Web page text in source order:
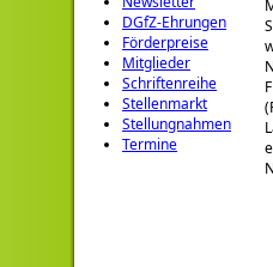
DGfZ-Ehrungen
Förderpreise
Mitglieder
Schriftenreihe
Stellenmarkt
Stellungnahmen
Termine